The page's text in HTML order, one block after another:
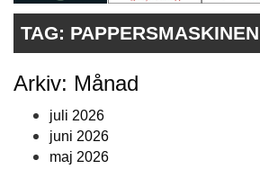
ANNONSERA
TAG:
Arkiv: Månad
juli 2026
juni 2026
maj 2026